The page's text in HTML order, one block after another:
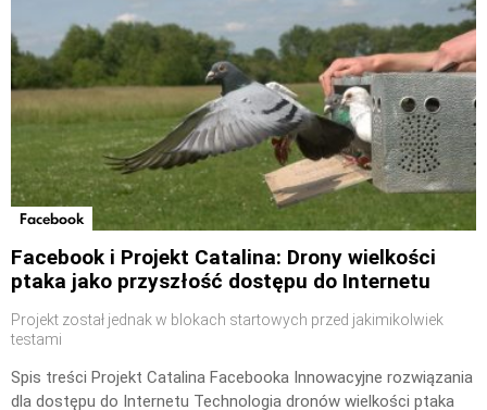
Facebook
Facebook i Projekt Catalina: Drony wielkości
ptaka jako przyszłość dostępu do Internetu
Projekt został jednak w blokach startowych przed jakimikolwiek
testami
Spis treści Projekt Catalina Facebooka Innowacyjne rozwiązania
dla dostępu do Internetu Technologia dronów wielkości ptaka